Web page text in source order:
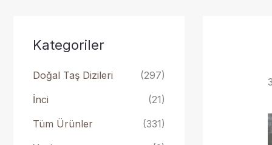
Kategoriler
Doğal Taş Dizileri
(297)
İnci
(21)
Tüm Ürünler
(331)